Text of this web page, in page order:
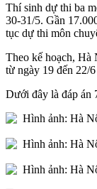
​Thí sinh dự thi ba
30-31/5. Gần
tục dự thi môn
Theo kế hoạch, Hà
từ ngày 19 đến 22/
Dưới đây là đáp án